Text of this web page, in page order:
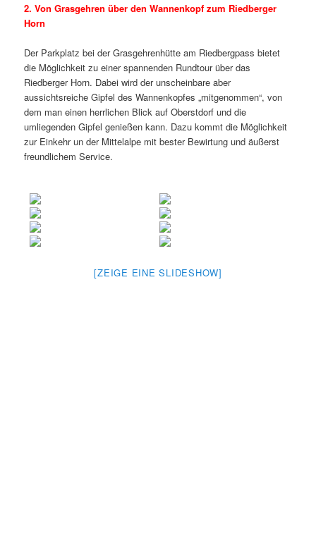
2. Von Grasgehren über den Wannenkopf zum Riedberger
Horn
Der Parkplatz bei der Grasgehrenhütte am Riedbergpass bietet
die Möglichkeit zu einer spannenden Rundtour über das
Riedberger Horn. Dabei wird der unscheinbare aber
aussichtsreiche Gipfel des Wannenkopfes „mitgenommen“, von
dem man einen herrlichen Blick auf Oberstdorf und die
umliegenden Gipfel genießen kann. Dazu kommt die Möglichkeit
zur Einkehr un der Mittelalpe mit bester Bewirtung und äußerst
freundlichem Service.
[ZEIGE EINE SLIDESHOW]